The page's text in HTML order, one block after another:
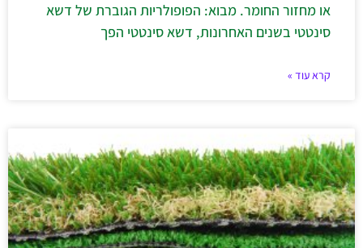
או מחזור החומר. מבוא: הפופולריות הגוברת של דשא
סינטטי בשנים האחרונות, דשא סינטטי הפך
קרא עוד »